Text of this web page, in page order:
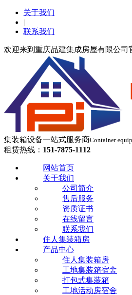
关于我们
|
联系我们
欢迎来到重庆品建集成房屋有限公司
集装箱设备一站式服务商Container
租赁热线： 151-7875-1112
网站首页
关于我们
公司简介
售后服务
资质证书
在线留言
联系我们
住人集装箱房
产品中心
住人集装箱房
工地集装箱宿舍
打包式集装箱
工地活动房宿舍